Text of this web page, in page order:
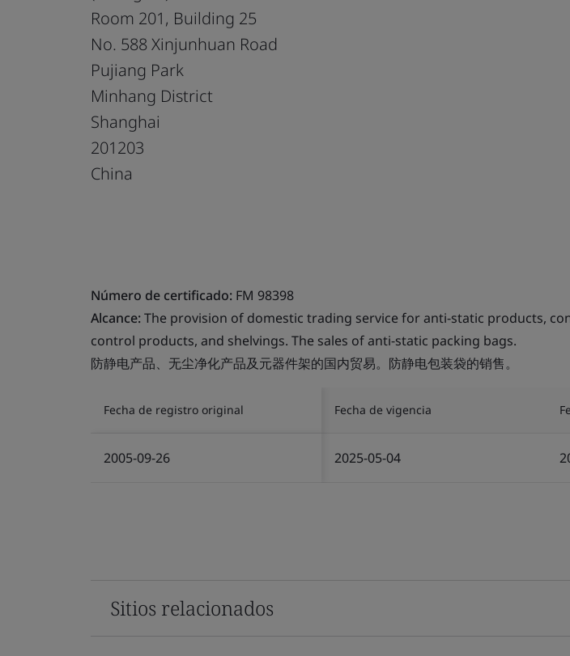
Room 201, Building 25
No. 588 Xinjunhuan Road
Pujiang Park
Minhang District
Shanghai
201203
China
Número de certificado: FM 98398
Alcance:The provision of domestic trading service for anti-static products,
control products, and shelvings. The sales of anti-static packing bags.
防静电产品、无尘净化产品及元器件架的国内贸易。防静电包装袋的销售。
Fecha de registro original Fecha de vigencia
2005-09-26 2025-05-04
Sitios relacionados